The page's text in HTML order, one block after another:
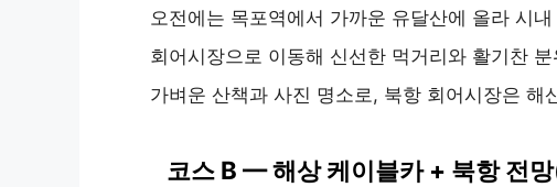
오전에는 목포역에서 가까운 유달산에 올라 시
회어시장으로 이동해 신선한 먹거리와 활기찬
가벼운 산책과 사진 명소로, 북항 회어시장은 해
코스 B — 해상 케이블카 + 북항 전